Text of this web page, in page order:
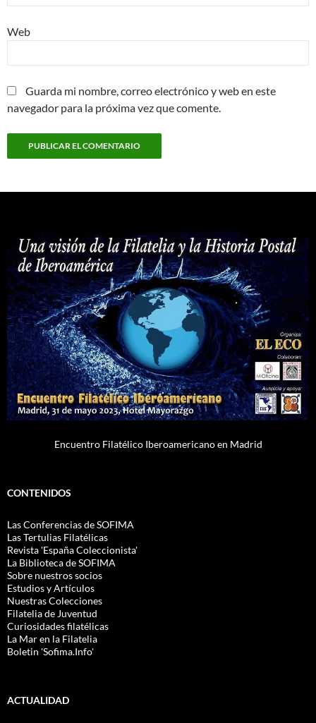
Web
Guarda mi nombre, correo electrónico y web en este
navegador para la próxima vez que comente.
Encuentro Filatélico Iberoamericano en Madrid
CONTENIDOS
Las Conferencias de SOFIMA
Las Tertulias Filatélicas
Revista 'España Coleccionista'
La Biblioteca de SOFIMA
Sobre nuestros socios
Estudios y Artículos
Nuestras Colecciones
Filatelia de Juventud
Curiosidades filatélicas
La Mar en la Filatelia
Boletin 'Sofima.Info'
ACTUALIDAD